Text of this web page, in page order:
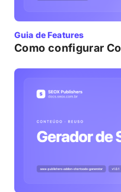
Guia de Features
Como configurar